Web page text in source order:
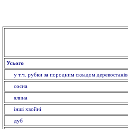
Усього
у т.ч. рубки за породним складом деревостанів
сосна
ялина
інші хвойні
дуб